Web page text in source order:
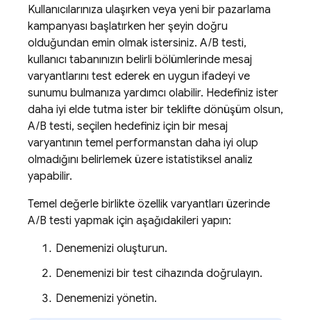
Kullanıcılarınıza ulaşırken veya yeni bir pazarlama
kampanyası başlatırken her şeyin doğru
olduğundan emin olmak istersiniz. A/B testi,
kullanıcı tabanınızın belirli bölümlerinde mesaj
varyantlarını test ederek en uygun ifadeyi ve
sunumu bulmanıza yardımcı olabilir. Hedefiniz ister
daha iyi elde tutma ister bir teklifte dönüşüm olsun,
A/B testi, seçilen hedefiniz için bir mesaj
varyantının temel performanstan daha iyi olup
olmadığını belirlemek üzere istatistiksel analiz
yapabilir.
Temel değerle birlikte özellik varyantları üzerinde
A/B testi yapmak için aşağıdakileri yapın:
Denemenizi oluşturun.
Denemenizi bir test cihazında doğrulayın.
Denemenizi yönetin.